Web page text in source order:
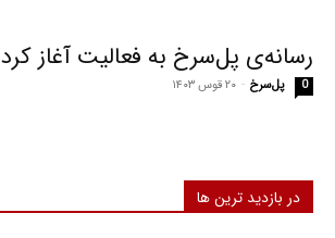
رسانه‌ی پل‌سرخ به فعالیت آغاز کرد
پل‌سرخ - ۲۰ قوس ۱۴۰۳ 0
در بازدید ترین ها